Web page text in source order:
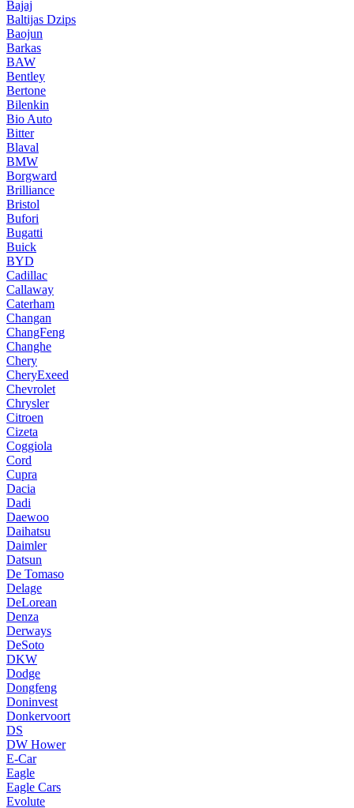
Bajaj
Baltijas Dzips
Baojun
Barkas
BAW
Bentley
Bertone
Bilenkin
Bio Auto
Bitter
Blaval
BMW
Borgward
Brilliance
Bristol
Bufori
Bugatti
Buick
BYD
Cadillac
Callaway
Caterham
Changan
ChangFeng
Changhe
Chery
CheryExeed
Chevrolet
Chrysler
Citroen
Cizeta
Coggiola
Cord
Cupra
Dacia
Dadi
Daewoo
Daihatsu
Daimler
Datsun
De Tomaso
Delage
DeLorean
Denza
Derways
DeSoto
DKW
Dodge
Dongfeng
Doninvest
Donkervoort
DS
DW Hower
E-Car
Eagle
Eagle Cars
Evolute